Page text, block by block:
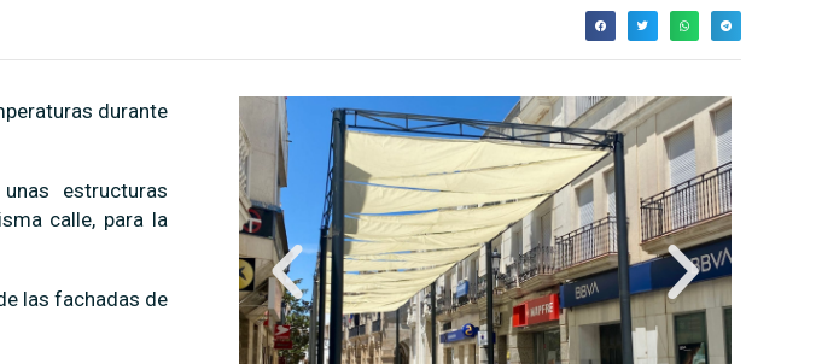
durante
estructuras
calle, para la
las fachadas de